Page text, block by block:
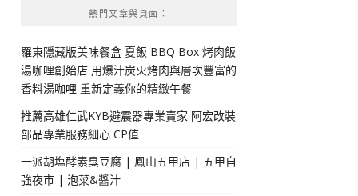
熱門文章與頁面︰
羅東隱藏版美味餐盒 夏飯 BBQ Box 烤肉飯
湯咖哩創始店 用爆汁炭火烤肉與層次豐富的
香料湯咖哩 重新定義你的精緻午餐
推薦高雄仁武KYB避震器專業賣家 阿宏改裝
部品專業服務細心 CP值
一派胡塩酵素臭豆腐 | 鳳山五甲店 | 五甲自
強夜市 | 泡菜&醬汁